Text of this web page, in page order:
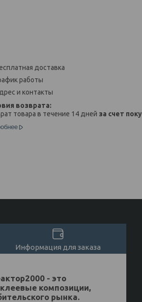
доставка
работы
и контакты
товара в течение 14 дней за счет
Информация для заказа
- это
композиции,
рынка.